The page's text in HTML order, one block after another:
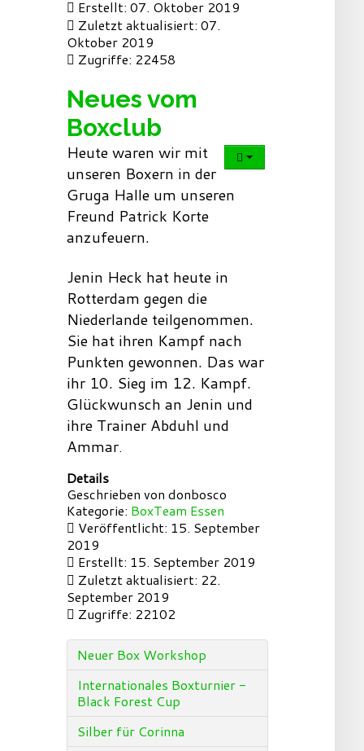
Erstellt: 07. Oktober 2019
Zuletzt aktualisiert: 07.
Oktober 2019
Zugriffe: 22458
Neues vom
Boxclub
Heute waren wir mit
unseren Boxern in der
Gruga Halle um unseren
Freund Patrick Korte
anzufeuern.
Jenin Heck hat heute in
Rotterdam gegen die
Niederlande teilgenommen.
Sie hat ihren Kampf nach
Punkten gewonnen. Das war
ihr 10. Sieg im 12. Kampf.
Glückwunsch an Jenin und
ihre Trainer Abduhl und
Ammar.
Details
Geschrieben vondonbosco
Kategorie: BoxTeam Essen
Veröffentlicht: 15. September
2019
Erstellt: 15. September 2019
Zuletzt aktualisiert: 22.
September 2019
Zugriffe: 22102
Neuer Box Workshop
Internationales Boxturnier -
Black Forest Cup
Silber für Corinna